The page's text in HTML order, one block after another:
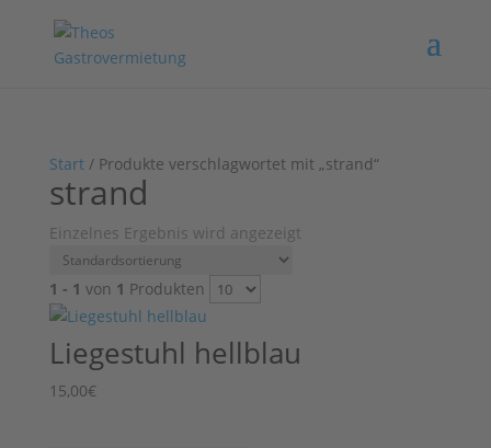
Start/ Produkte verschlagwortet mit „strand“
strand
Einzelnes Ergebnis wird angezeigt
1 - 1 von 1 Produkten
Liegestuhl hellblau
15,00€